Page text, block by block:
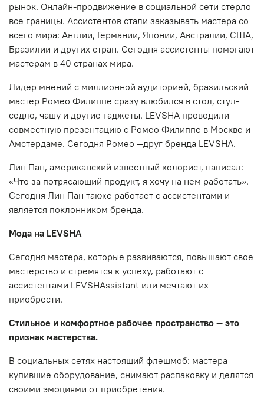
рынок. Онлайн-продвижение в социальной сети стерло
все границы. Ассистентов стали заказывать мастера со
всего мира: Англии, Германии, Японии, Австралии, США,
Бразилии и других стран. Сегодня ассистенты помогают
мастерам в 40 странах мира.
Лидер мнений с миллионной аудиторией, бразильский
мастер Ромео Филиппе сразу влюбился в стол, стул-
седло, чашу и другие гаджеты. LEVSHA проводили
совместную презентацию с Ромео Филиппе в Москве и
Амстердаме. Сегодня Ромео —друг бренда LEVSHA.
Лин Пан, американский известный колорист, написал:
«Что за потрясающий продукт, я хочу на нем работать».
Сегодня Лин Пан также работает с ассистентами и
является поклонником бренда.
Мода на LEVSHA
Сегодня мастера, которые развиваются, повышают свое
мастерство и стремятся к успеху, работают с
ассистентами LEVSHAssistant или мечтают их
приобрести.
Стильное и комфортное рабочее пространство — это
признак мастерства.
В социальных сетях настоящий флешмоб: мастера
купившие оборудование, снимают распаковку и делятся
своими эмоциями от приобретения.